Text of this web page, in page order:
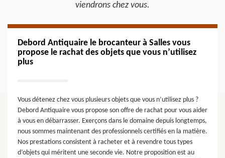
viendrons chez vous.
Debord Antiquaire le brocanteur à Salles vous
propose le rachat des objets que vous n’utilisez
plus
Vous détenez chez vous plusieurs objets que vous n’utilisez plus ?
Debord Antiquaire vous propose son offre de rachat pour vous aider
à vous en débarrasser. Exerçons dans le domaine depuis longtemps,
nous sommes maintenant des professionnels certifiés en la matière.
Nos prestations consistent à racheter et à revendre tous types
d’objets qui méritent une seconde vie. Notre proposition est au